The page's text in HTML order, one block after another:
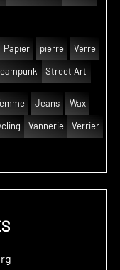
Papier pierre Verre
Street Art
Jeans Wax
Vannerie Verrier